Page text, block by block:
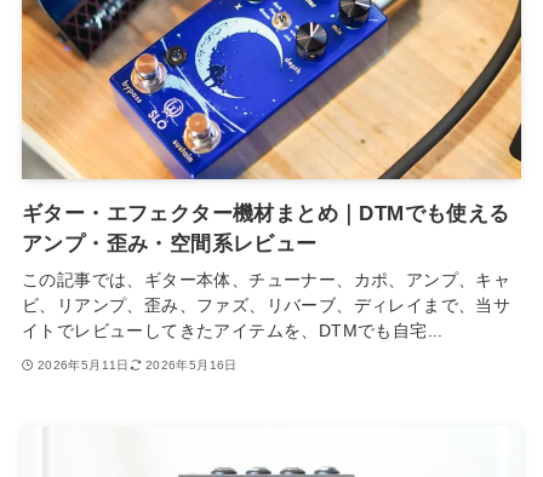
ギター・エフェクター機材まとめ｜DTMでも使える
アンプ・歪み・空間系レビュー
この記事では、ギター本体、チューナー、カポ、アンプ、キャ
ビ、リアンプ、歪み、ファズ、リバーブ、ディレイまで、当サ
イトでレビューしてきたアイテムを、DTMでも自宅...
2026年5月11日 2026年5月16日